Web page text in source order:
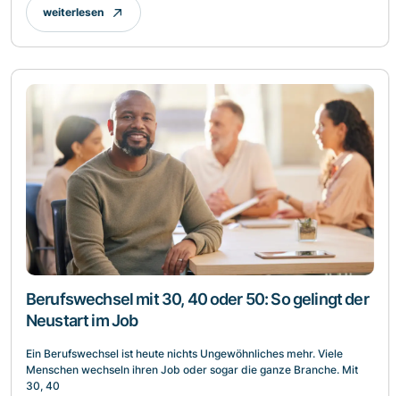
weiterlesen
Berufswechsel mit 30, 40 oder 50: So gelingt der
Neustart im Job
Ein Berufswechsel ist heute nichts Ungewöhnliches mehr. Viele
Menschen wechseln ihren Job oder sogar die ganze Branche. Mit
30, 40